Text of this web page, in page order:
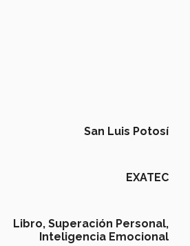
San Luis Potosí
EXATEC
Libro, Superación Personal,
Inteligencia Emocional